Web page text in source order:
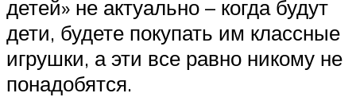
детей» не актуально – когда будут
дети, будете покупать им классные
игрушки, а эти все равно никому не
понадобятся.